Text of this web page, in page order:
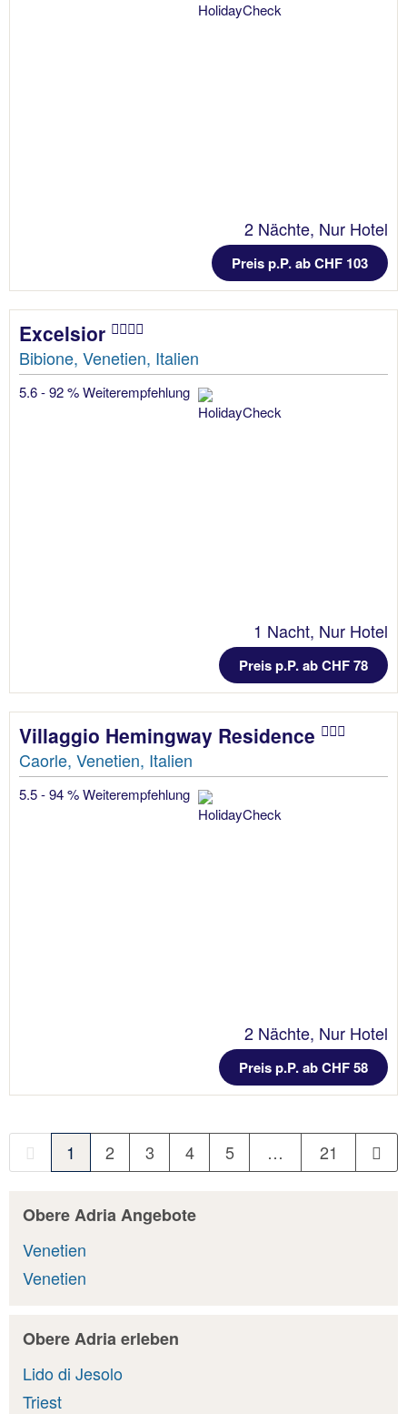
2 Nächte, Nur Hotel
Preis p.P. ab CHF 103
Excelsior
Bibione, Venetien, Italien
5.6 - 92 % Weiterempfehlung
1 Nacht, Nur Hotel
Preis p.P. ab CHF 78
Villaggio Hemingway Residence
Caorle, Venetien, Italien
5.5 - 94 % Weiterempfehlung
2 Nächte, Nur Hotel
Preis p.P. ab CHF 58
1 2 3 4 5 … 21
Obere Adria Angebote
Venetien
Venetien
Obere Adria erleben
Lido di Jesolo
Triest